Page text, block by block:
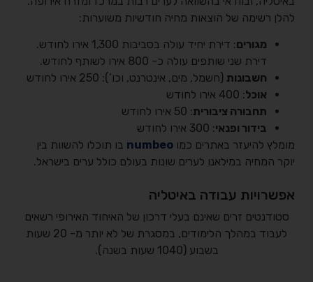
להלן רשימה של הוצאות מחיה חודשיות משוערות:
מגורים
: דירת יחיד עולה בסביבות 1,300 אירו לחודש.
דירת שני שותפים עולה כ- 800 אירו לשותף לחודש.
חשבונות (חשמל, מים, אינטרנט, וכו’): 250 אירו לחודש
אוכל: 400 אירו לחודש
תחבורה ציבורית: 50 אירו לחודש
בידור ופנאי: 300 אירו לחודש
מומלץ להיעזר באתרים כמו numbeo בו תוכלו להשוות בין
יוקר המחיה במילאנו לערים שונות בעולם כולל ערים בישראל.
אפשרויות עבודה באיטליה
סטודנטים זרים שאינם בעלי דרכון של האיחוד האירופי רשאים
לעבוד במהלך הלימודים, במסגרת של לא יותר מ- 20 שעות
בשבוע (1040 שעות בשנה).